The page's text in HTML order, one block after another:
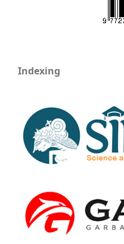
Indexing